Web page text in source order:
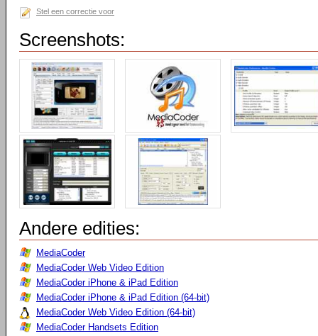
Stel een correctie voor
Screenshots:
Andere edities:
MediaCoder
MediaCoder Web Video Edition
MediaCoder iPhone & iPad Edition
MediaCoder iPhone & iPad Edition (64-bit)
MediaCoder Web Video Edition (64-bit)
MediaCoder Handsets Edition